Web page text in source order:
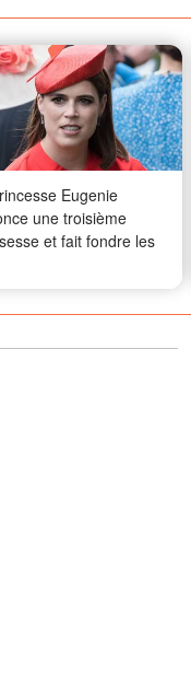
Eugenie
une troisième
et fait fondre les